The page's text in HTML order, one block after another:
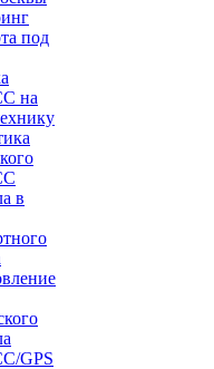
под
на
в
GPS